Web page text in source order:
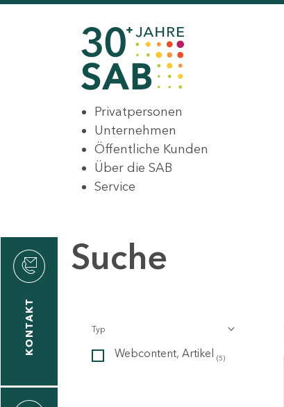
Privatpersonen
Unternehmen
Öffentliche Kunden
Über die SAB
Service
KONTAKT
Suche
Typ
Webcontent, Artikel (5)